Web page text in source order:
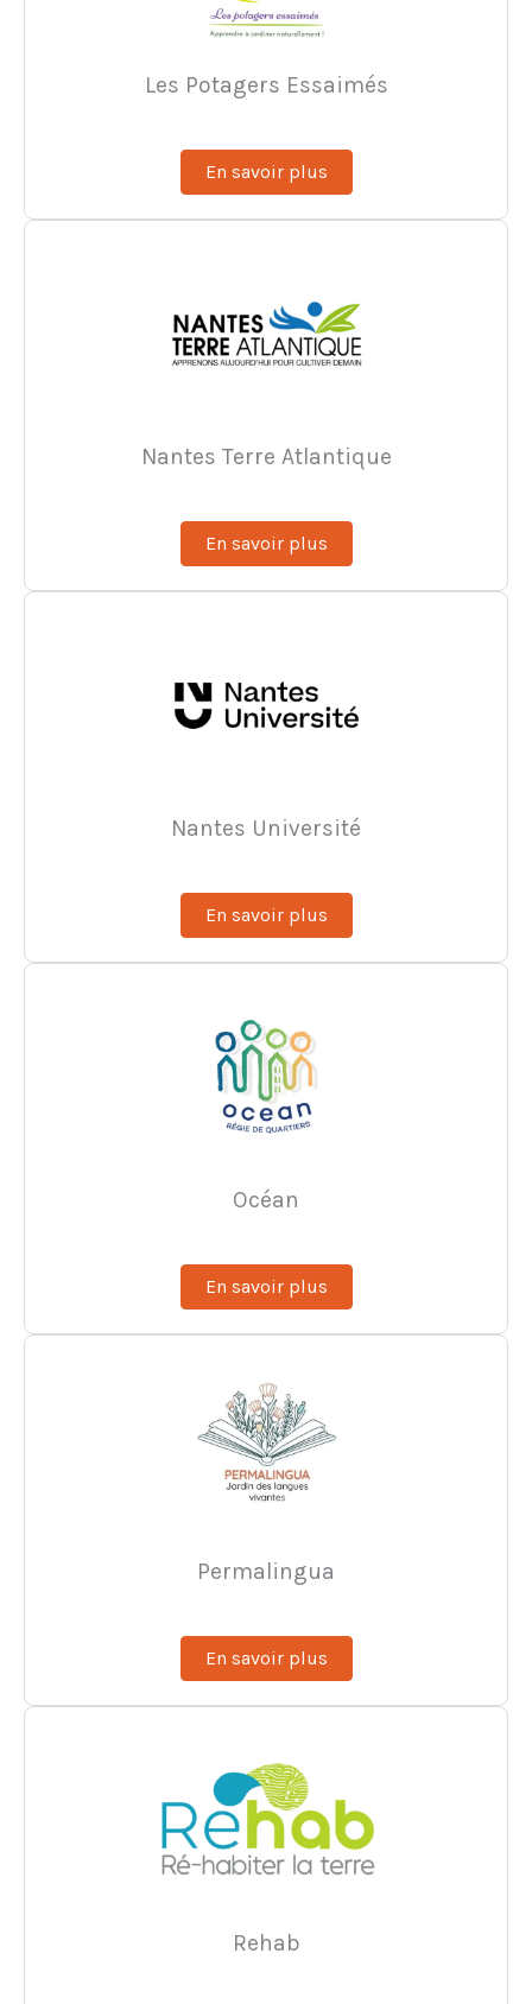
Les Potagers Essaimés
En savoir plus
Nantes Terre Atlantique
En savoir plus
Nantes Université
En savoir plus
Océan
En savoir plus
Permalingua
En savoir plus
Rehab